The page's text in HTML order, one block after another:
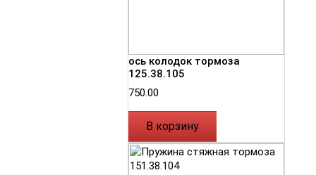
ось колодок тормоза
125.38.105
750.00
В корзину